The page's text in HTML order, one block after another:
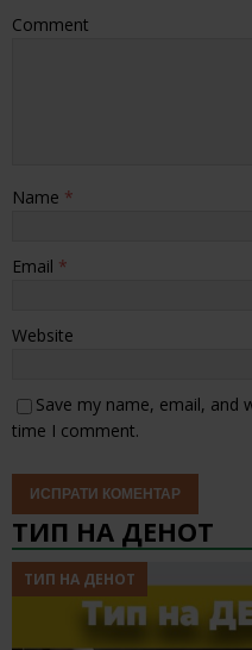
Comment
Name *
Email *
Website
Save my name, email, and
time I comment.
ТИП НА ДЕНОТ
ТИП НА ДЕНОТ